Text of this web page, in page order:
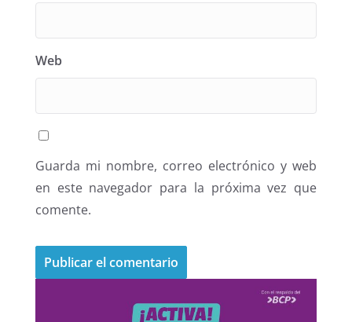
Web
Guarda mi nombre, correo electrónico y web
en este navegador para la próxima vez que
comente.